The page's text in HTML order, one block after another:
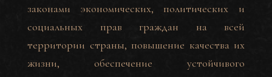
законами экономических, политических и
социальных прав граждан на всей
территории страны, повышение качества их
жизни, обеспечение устойчивого